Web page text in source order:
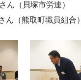
（貝塚市労連）
熊取町職員組合）